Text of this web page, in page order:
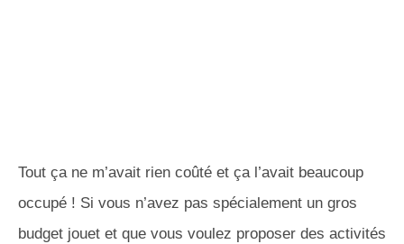
Tout ça ne m’avait rien coûté et ça l’avait beaucoup
occupé ! Si vous n’avez pas spécialement un gros
budget jouet et que vous voulez proposer des activités